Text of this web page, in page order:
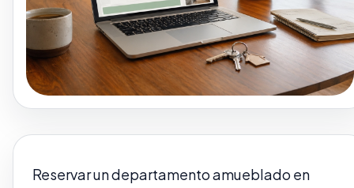
Reservar un departamento amueblado en